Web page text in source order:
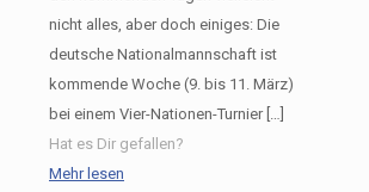
nicht alles, aber doch einiges: Die
deutsche Nationalmannschaft ist
kommende Woche (9. bis 11. März)
bei einem Vier-Nationen-Turnier[…]
Hat es Dir gefallen?
Mehr lesen